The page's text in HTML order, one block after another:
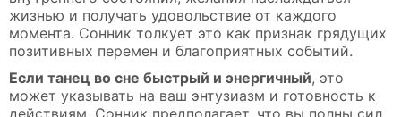
жизнью и получать удовольствие от каждого
момента. Сонник толкует это как признак грядущих
позитивных перемен и благоприятных событий.
Если танец во сне быстрый и энергичный, это
может указывать на ваш энтузиазм и готовность к